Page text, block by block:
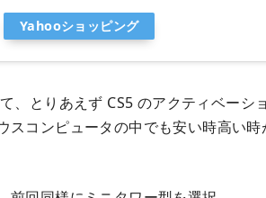
Yahooショッピング
、とりあえず CS5 のアクティベー
スコンピュータの中でも安い時高い